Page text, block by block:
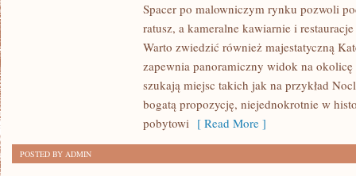
Spacer po malowniczym rynku pozwoli
ratusz, a kameralne kawiarnie i
Warto zwiedzić również majestatyczną
zapewnia panoramiczny widok na
szukają miejsc takich jak na przykład
bogatą propozycję, niejednokrotnie w
pobytowi [ Read More ]
POSTED BY ADMIN